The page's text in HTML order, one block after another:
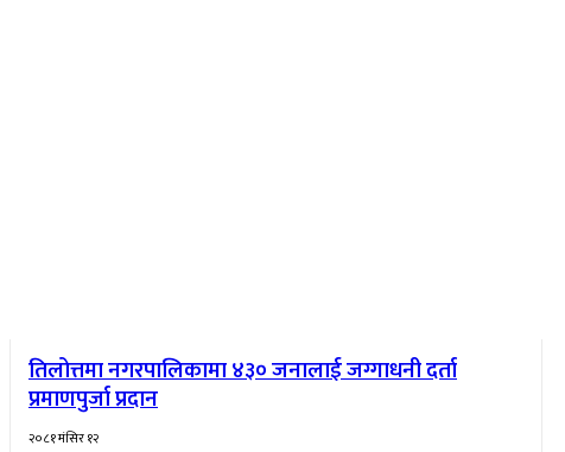
तिलोत्तमा नगरपालिकामा ४३० जनालाई जग्गाधनी दर्ता
प्रमाणपुर्जा प्रदान
२०८१ मंसिर १२